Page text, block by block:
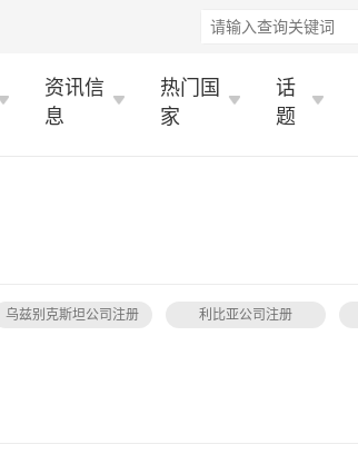
资讯信
息
热门国
家
话
题
乌兹别克斯坦公司注册 利比亚公司注册